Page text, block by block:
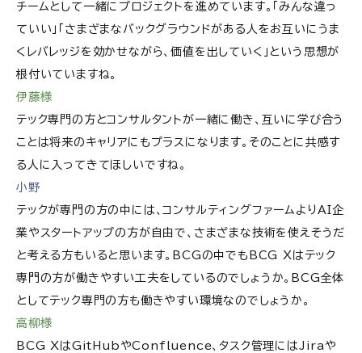
チームとして一緒にプロジェクトを進めています。「みんな違っ
ていい」「さまざまなバックグラウンドがある人をお互いにうま
くレバレッジを効かせながら、価値を出していく」という思想が
根付いていますね。
伊藤様
テック専門の方とコンサルタントが一緒に働き、互いに学び合う
ことは将来のキャリアにもプラスになります。そのことに共感す
る人に入ってきてほしいですね。
小野
テックが専門の方の中には、コンサルティングファームよりAI企
業やスタートアップの方が自由で、さまざまな技術を使えそうだ
と考える方もいると思います。BCGの中でもBCG Xはテック
専門の方が働きやすい工夫をしているのでしょうか。BCG全体
としてテック専門の方も働きやすい環境なのでしょうか。
高柳様
BCG XはGitHubやConfluence、タスク管理にはJiraや